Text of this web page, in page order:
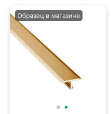
Образец в магазине